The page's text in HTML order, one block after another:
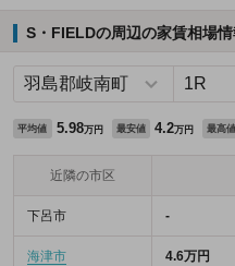
S・FIELDの周辺の家賃相場情
平均値 5.98万円 最安値 4.2万円 最高値
近隣の市区
下呂市 -
海津市 4.6万円